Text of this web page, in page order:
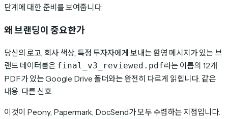
단계에 대한 준비를 보여줍니다.
왜 브랜딩이 중요한가
당신의 로고, 회사 색상, 특정 투자자에게 보내는 환영 메시지가 있는 브
랜드 데이터룸은 final_v3_reviewed.pdf라는 이름의 12개
PDF가 있는 Google Drive 폴더와는 완전히 다르게 읽힙니다. 같은
내용, 다른 신호.
이것이 Peony, Papermark, DocSend가 모두 수렴하는 지점입니다.